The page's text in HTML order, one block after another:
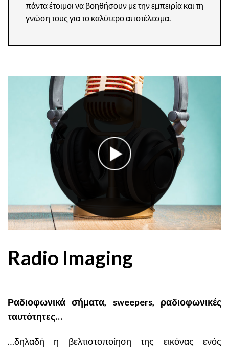
πάντα έτοιμοι να βοηθήσουν με την εμπειρία και τη
γνώση τους για το καλύτερο αποτέλεσμα.
Radio Imaging
Ραδιοφωνικά σήματα, sweepers, ραδιοφωνικές
ταυτότητες…
…δηλαδή η βελτιστοποίηση της εικόνας ενός